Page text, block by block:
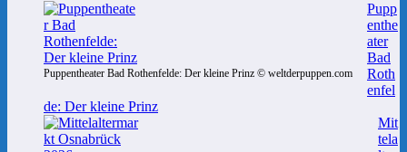
Puppentheater Bad Rothenfelde: Der kleine Prinz © weltderpuppen.com
Pupp
enthe
ater
Bad
Roth
enfel
de: Der kleine Prinz
Mit
tela